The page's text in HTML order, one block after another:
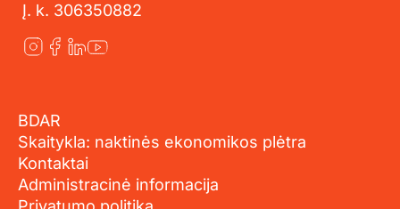
Į. k. 306350882
BDAR
Skaitykla: naktinės ekonomikos plėtra
Kontaktai
Administracinė informacija